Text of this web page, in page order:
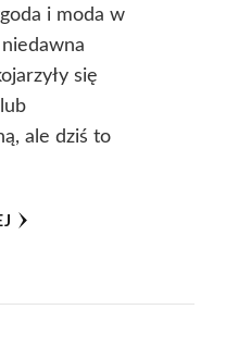
i moda w
się
ale dziś to